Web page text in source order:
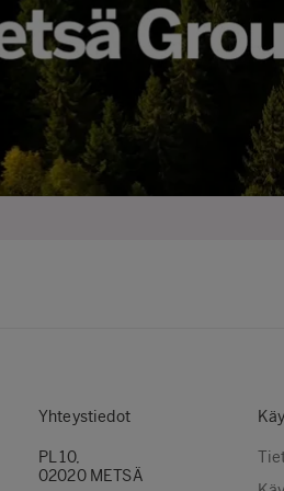
Yhteystiedot
PL 10,
02020 METSÄ